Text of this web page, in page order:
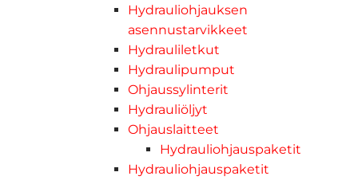
Hydrauliohjauksen
asennustarvikkeet
Hydrauliletkut
Hydraulipumput
Ohjaussylinterit
Hydrauliöljyt
Ohjauslaitteet
Hydrauliohjauspaketit
Hydrauliohjauspaketit